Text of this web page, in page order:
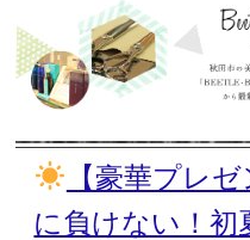
【豪華プレ
に負けない！初